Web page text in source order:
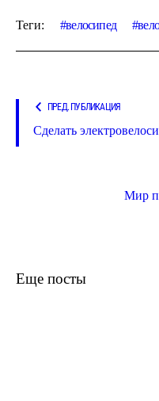
Теги: велосипед
ПРЕД. ПУБЛИКАЦИЯ
Сделать
Мир
Еще посты